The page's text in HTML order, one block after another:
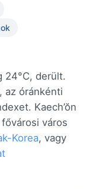
24°C, derült.
az óránkénti
Kaech’ŏn
város
Korea, vagy